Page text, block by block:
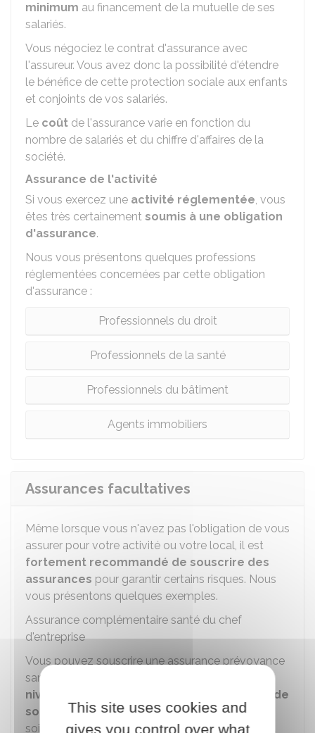
minimum au financement de la mutuelle de ses
salariés.
Vous négociez le contrat d'assurance avec
l'assureur. Vous avez donc la possibilité d'étendre
le bénéfice de cette protection sociale aux enfants
et conjoints de vos salariés.
Le coût de l'assurance varie en fonction du
nombre de salariés et du chiffre d'affaires de la
société.
Assurance de l'activité
Si vous exercez une activité réglementée, vous
êtes très certainement soumis à une obligation
d'assurance.
Nous vous présentons quelques professions
réglementées concernées par cette obligation
d'assurance :
Professionnels du droit
Professionnels de la santé
Professionnels du bâtiment
Agents immobiliers
Assurances facultatives
Même lorsque vous n'avez pas l'obligation de vous
assurer pour votre activité ou votre local, il est
fortement recommandé de souscrire des
assurances pour garantir certains risques. Nous
vous présentons quelques exemples.
Assurance complémentaire santé du chef
d'entreprise
Vous pouvez souscrire une assurance prévoyance
santé qui vous permet de sélectionner
niveaux de remboursements sur les types de
soins que vous choisissez. Il pourra s'agir des
soins de médecine, des équipement dentaires et
This site uses cookies and
gives you control over what